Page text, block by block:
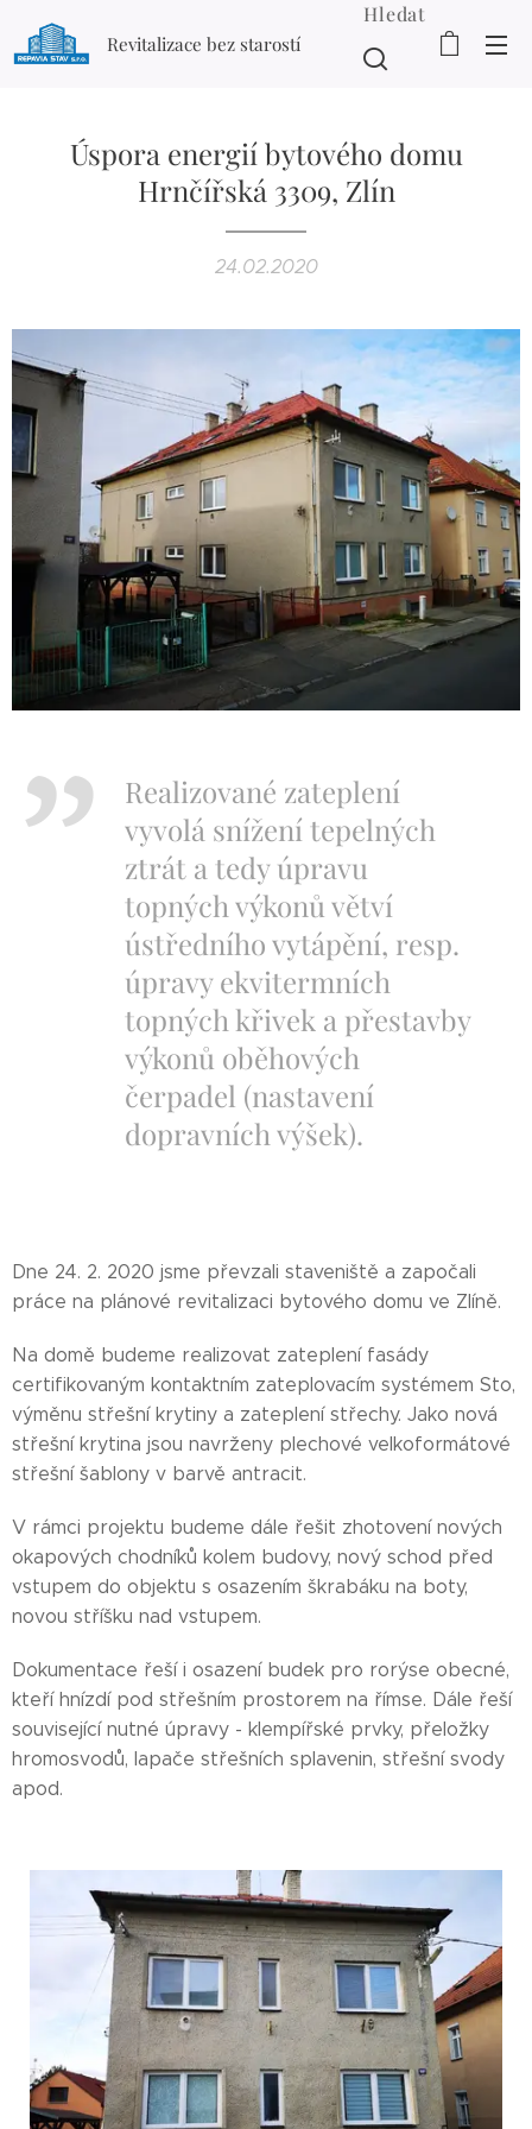
Revitalizace bez starostí
Hledat
Úspora energií bytového domu
Hrnčířská 3309, Zlín
24.02.2020
Realizované zateplení
vyvolá snížení tepelných
ztrát a tedy úpravu
topných výkonů větví
ústředního vytápění, resp.
úpravy ekvitermních
topných křivek a přestavby
výkonů oběhových
čerpadel (nastavení
dopravních výšek).
Dne 24. 2. 2020 jsme převzali staveniště a započali
práce na plánové revitalizaci bytového domu ve Zlíně.
Na domě budeme realizovat zateplení fasády
certifikovaným kontaktním zateplovacím systémem Sto,
výměnu střešní krytiny a zateplení střechy. Jako nová
střešní krytina jsou navrženy plechové velkoformátové
střešní šablony v barvě antracit.
V rámci projektu budeme dále řešit zhotovení nových
okapových chodníků kolem budovy, nový schod před
vstupem do objektu s osazením škrabáku na boty,
novou stříšku nad vstupem.
Dokumentace řeší i osazení budek pro rorýse obecné,
kteří hnízdí pod střešním prostorem na římse. Dále řeší
související nutné úpravy - klempířské prvky, přeložky
hromosvodů, lapače střešních splavenin, střešní svody
apod.